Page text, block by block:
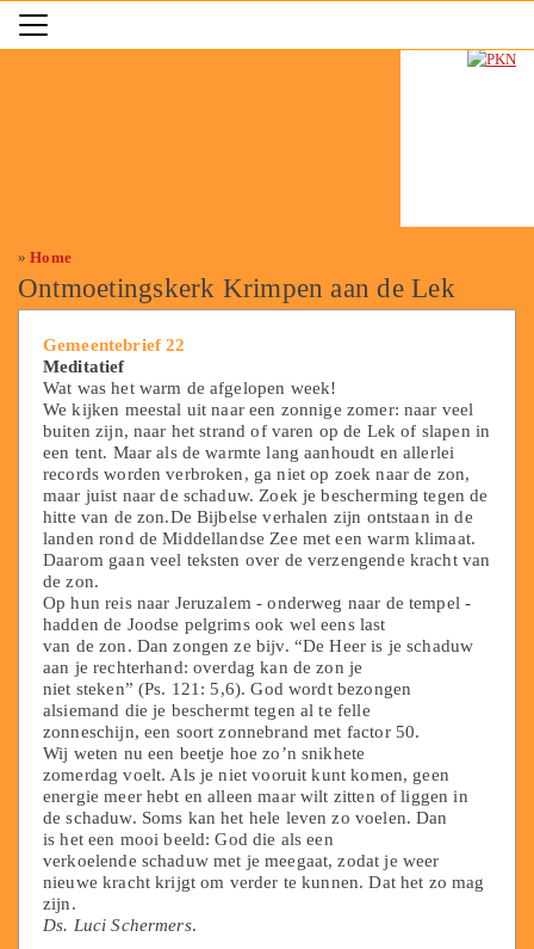
»Home
Ontmoetingskerk Krimpen aan de Lek
Gemeentebrief 22
Meditatief
Wat was het warm de afgelopen week!
We kijken meestal uit naar een zonnige zomer: naar veel
buiten zijn, naar het strand of varen op de Lek of slapen in
een tent. Maar als de warmte lang aanhoudt en allerlei
records worden verbroken, ga niet op zoek naar de zon,
maar juist naar de schaduw. Zoek je bescherming tegen de
hitte van de zon.De Bijbelse verhalen zijn ontstaan in de
landen rond de Middellandse Zee met een warm klimaat.
Daarom gaan veel teksten over de verzengende kracht van
de zon.
Op hun reis naar Jeruzalem - onderweg naar de tempel -
hadden de Joodse pelgrims ook wel eens last
van de zon. Dan zongen ze bijv. “De Heer is je schaduw
aan je rechterhand: overdag kan de zon je
niet steken” (Ps. 121: 5,6). God wordt bezongen
alsiemand die je beschermt tegen al te felle
zonneschijn, een soort zonnebrand met factor 50.
Wij weten nu een beetje hoe zo’n snikhete
zomerdag voelt. Als je niet vooruit kunt komen, geen
energie meer hebt en alleen maar wilt zitten of liggen in
de schaduw. Soms kan het hele leven zo voelen. Dan
is het een mooi beeld: God die als een
verkoelende schaduw met je meegaat, zodat je weer
nieuwe kracht krijgt om verder te kunnen. Dat het zo mag
zijn.
Ds. Luci Schermers.